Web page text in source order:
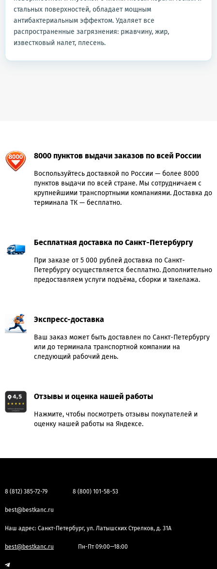
стальных поверхностей, обладает мощным
антибактериальным эффектом. Удаляет все
распространенные загрязнения: ржавчину, жир,
известковый налет, плесень.
8000 пунктов выдачи заказов по всей России
Воспользуйтесь доставкой по России — более 8000
пунктов выдачи по всей стране. Мы сотрудничаем с
крупнейшими транспортными компаниями. Доставка до
терминала ТК — бесплатно.
Бесплатная доставка по Санкт-Петербургу
При заказе от 5 000 рублей доставка по Санкт-
Петербургу осуществляется бесплатно. Дополнительно
предоставляем услуги подъёма, сборки и такелажа.
Экспресс-доставка
Ваш заказ может быть доставлен по Санкт-Петербургу
или до терминала транспортной компании на
следующий рабочий день.
Отзывы и оценка нашей работы
Нажмите, чтобы посмотреть отзывы покупателей и
оценку нашей работы на Яндексе.
8 (812) 385-72-79 8 (800) 101-58-53
best@bestkanc.ru
Наш адрес: Санкт-Петербург, ул. Латышских Стрелков, д. 31А
best@bestkanc.ru Пн-Пт 09:00—18:00